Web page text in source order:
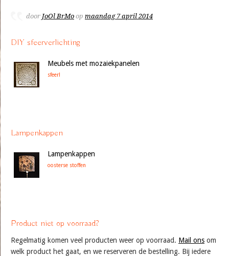
door JoOl BrMo op maandag 7 april 2014
DIY sfeerverlichting
Meubels met mozaiekpanelen
sfeer!
Lampenkappen
Lampenkappen
oosterse stoffen
Product niet op voorraad?
Regelmatig komen veel producten weer op voorraad. Mail ons om
welk product het gaat, en we reserveren de bestelling. Bij iedere